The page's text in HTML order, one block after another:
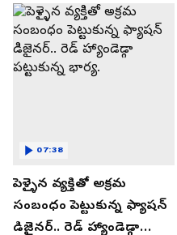
పెళ్ళైన వ్యక్తితో అక్రమ
సంబంధం పెట్టుకున్న ఫ్యాషన్
డిజైనర్.. రెడ్ హ్యాండెడ్గా
07:38